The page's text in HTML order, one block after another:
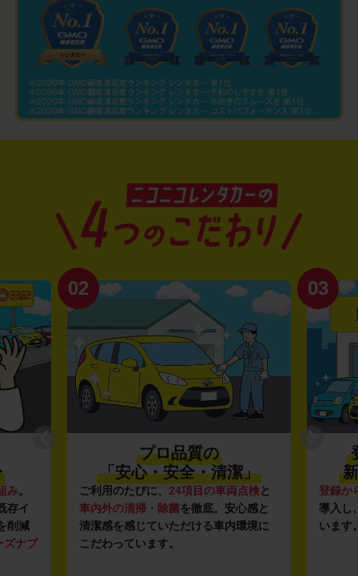
み。
存イ
削減
ズナブ
02
プロ品質の
「安心・安全・清潔」
ご利用のたびに、 24項目の車両点検と
車内外の清掃・除菌を徹底。安心感と
清潔感を感じていただける車内環境に
こだわっています。
03
登録か
導入し
います